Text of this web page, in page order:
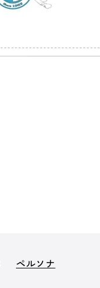
ペルソナ